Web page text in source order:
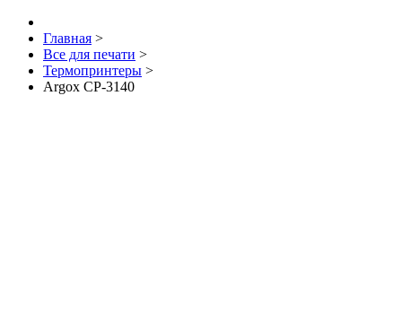
Главная >
Все для печати >
Термопринтеры >
Argox CP-3140